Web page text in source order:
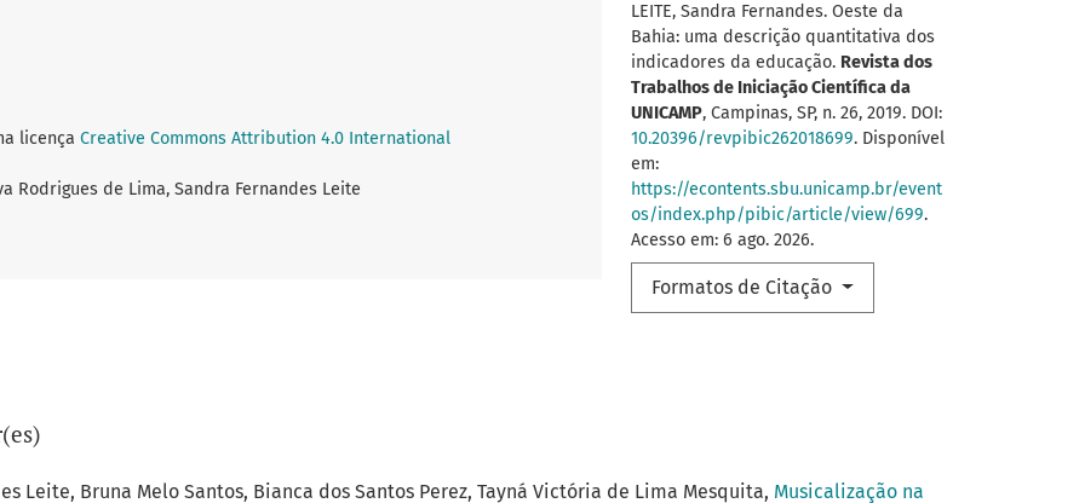
LEITE, Sandra Fernandes. Oeste da
Bahia: uma descrição quantitativa dos
indicadores da educação. Revista dos
Trabalhos de Iniciação Científica da
UNICAMP, Campinas, SP, n. 26, 2019. DOI:
10.20396/revpibic262018699. Disponível
em:
https://econtents.sbu.unicamp.br/event
os/index.php/pibic/article/view/699.
Acesso em: 6 ago. 2026.
Formatos de Citação
licença Creative Commons Attribution 4.0 International
Rodrigues de Lima, Sandra Fernandes Leite
Leite, Bruna Melo Santos, Bianca dos Santos Perez, Tayná Victória de Lima Mesquita, Musicalização na